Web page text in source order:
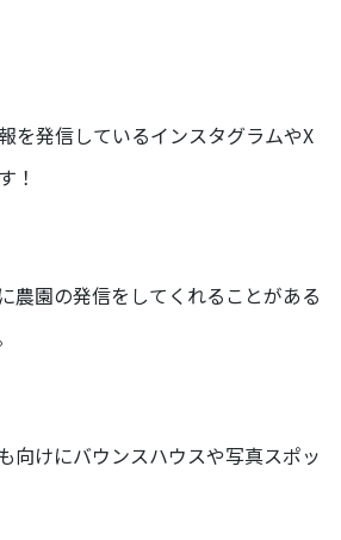
を発信しているインスタグラムやX
！
農園の発信をしてくれることがある
向けにバウンスハウスや写真スポッ